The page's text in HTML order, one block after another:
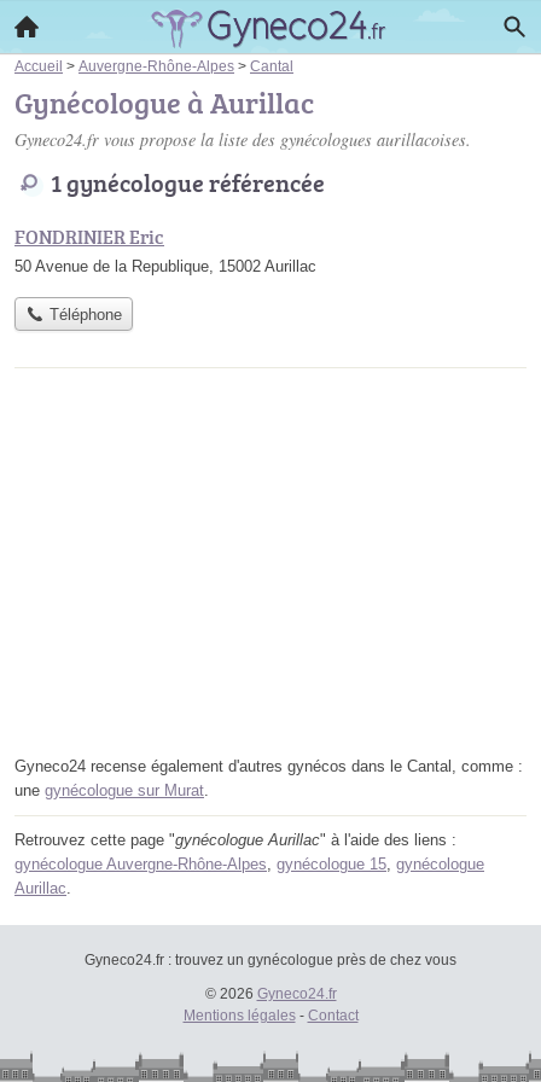
Accueil > Auvergne-Rhône-Alpes > Cantal
Gynécologue à Aurillac
Gyneco24.fr vous propose la liste des gynécologues aurillacoises.
1 gynécologue référencée
FONDRINIER Eric
50 Avenue de la Republique, 15002 Aurillac
Téléphone
Gyneco24 recense également d'autres gynécos dans le Cantal, comme :
une gynécologue sur Murat.
Retrouvez cette page "gynécologue Aurillac" à l'aide des liens :
gynécologue Auvergne-Rhône-Alpes, gynécologue 15, gynécologue
Aurillac.
Gyneco24.fr : trouvez un gynécologue près de chez vous
© 2026 Gyneco24.fr
Mentions légales- Contact